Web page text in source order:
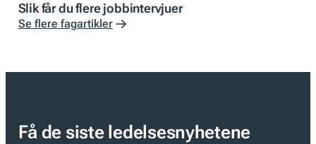
Slik får du flere jobbintervjuer
Se flere fagartikler
Få de siste ledelsesnyhetene